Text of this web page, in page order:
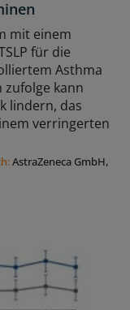
mit einem
für die
Asthma
zufolge kann
lindern, das
verringerten
AstraZeneca GmbH,